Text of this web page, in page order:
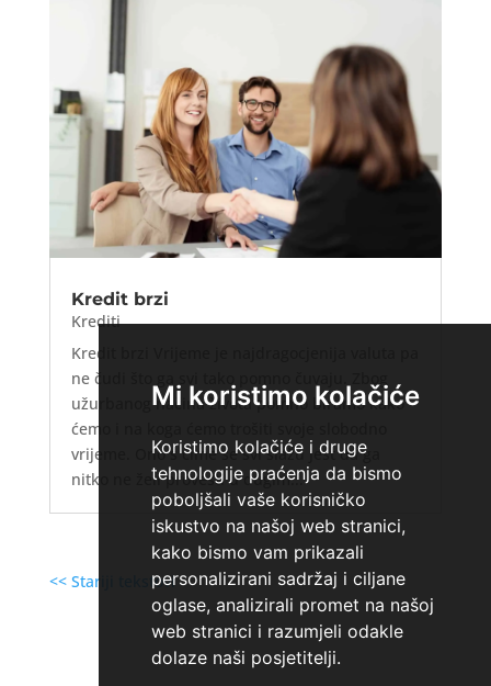
Mi koristimo kolačiće
Koristimo kolačiće i druge
tehnologije praćenja da bismo
poboljšali vaše korisničko
iskustvo na našoj web stranici,
kako bismo vam prikazali
personalizirani sadržaj i ciljane
oglase, analizirali promet na našoj
web stranici i razumjeli odakle
dolaze naši posjetitelji.
Kredit brzi
Krediti
Kredit brzi Vrijeme je najdragocjenija valuta pa
ne čudi što ga svi tako pomno čuvaju. Zbog
užurbanog načina života pomno biramo kako
ćemo i na koga ćemo trošiti svoje slobodno
vrijeme. Ono s čime se svi slažu jest da ga
nitko ne želi provesti u dugim...
<< Stariji tekstovi